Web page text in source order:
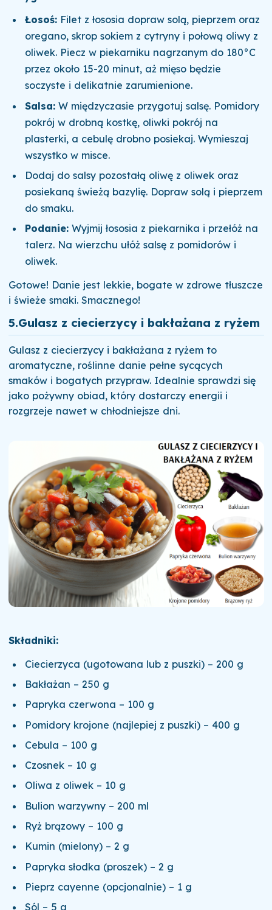
Łosoś: Filet z łososia dopraw solą, pieprzem oraz
oregano, skrop sokiem z cytryny i połową oliwy z
oliwek. Piecz w piekarniku nagrzanym do 180°C
przez około 15-20 minut, aż mięso będzie
soczyste i delikatnie zarumienione.
Salsa: W międzyczasie przygotuj salsę. Pomidory
pokrój w drobną kostkę, oliwki pokrój na
plasterki, a cebulę drobno posiekaj. Wymieszaj
wszystko w misce.
Dodaj do salsy pozostałą oliwę z oliwek oraz
posiekaną świeżą bazylię. Dopraw solą i pieprzem
do smaku.
Podanie: Wyjmij łososia z piekarnika i przełóż na
talerz. Na wierzchu ułóż salsę z pomidorów i
oliwek.
Gotowe! Danie jest lekkie, bogate w zdrowe tłuszcze
i świeże smaki. Smacznego!
5.Gulasz z ciecierzycy i bakłażana z ryżem
Gulasz z ciecierzycy i bakłażana z ryżem to
aromatyczne, roślinne danie pełne sycących
smaków i bogatych przypraw. Idealnie sprawdzi się
jako pożywny obiad, który dostarczy energii i
rozgrzeje nawet w chłodniejsze dni.
Składniki:
Ciecierzyca (ugotowana lub z puszki) – 200 g
Bakłażan – 250 g
Papryka czerwona – 100 g
Pomidory krojone (najlepiej z puszki) – 400 g
Cebula – 100 g
Czosnek – 10 g
Oliwa z oliwek – 10 g
Bulion warzywny – 200 ml
Ryż brązowy – 100 g
Kumin (mielony) – 2 g
Papryka słodka (proszek) – 2 g
Pieprz cayenne (opcjonalnie) – 1 g
Sól – 5 g